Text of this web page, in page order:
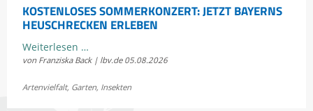
KOSTENLOSES SOMMERKONZERT: JETZT BAYERNS
HEUSCHRECKEN ERLEBEN
Weiterlesen …Kostenloses
Sommerkonzert:
von Franziska Back | lbv.de 05.08.2026
Artenvielfalt, Garten, Insekten